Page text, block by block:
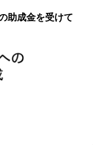
助成金を受けて